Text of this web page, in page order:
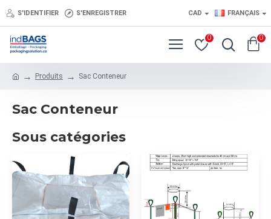
S'IDENTIFIER S'ENREGISTRER CAD FRANÇAIS
0 0
Produits Sac Conteneur
Sac Conteneur
Sous catégories